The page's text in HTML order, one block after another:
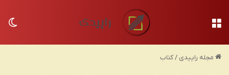
مجله راپیدی /کتاب